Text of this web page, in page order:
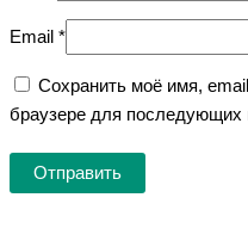
Email *
Сохранить моё имя,
браузере для последующих